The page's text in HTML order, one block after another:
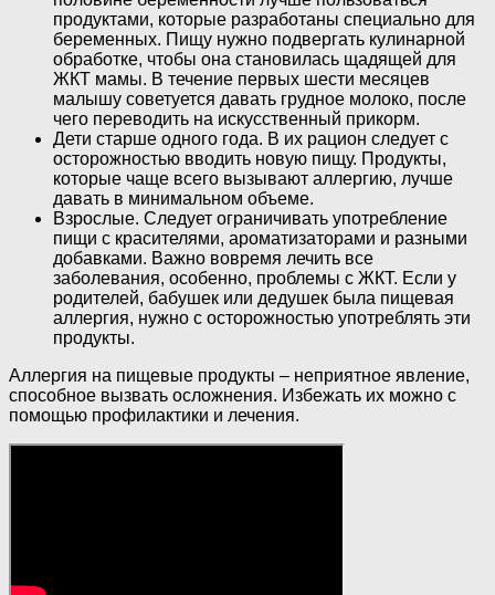
продуктами, которые разработаны специально для
беременных. Пищу нужно подвергать кулинарной
обработке, чтобы она становилась щадящей для
ЖКТ мамы. В течение первых шести месяцев
малышу советуется давать грудное молоко, после
чего переводить на искусственный прикорм.
Дети старше одного года. В их рацион следует с
осторожностью вводить новую пищу. Продукты,
которые чаще всего вызывают аллергию, лучше
давать в минимальном объеме.
Взрослые. Следует ограничивать употребление
пищи с красителями, ароматизаторами и разными
добавками. Важно вовремя лечить все
заболевания, особенно, проблемы с ЖКТ. Если у
родителей, бабушек или дедушек была пищевая
аллергия, нужно с осторожностью употреблять эти
продукты.
Аллергия на пищевые продукты – неприятное явление,
способное вызвать осложнения. Избежать их можно с
помощью профилактики и лечения.